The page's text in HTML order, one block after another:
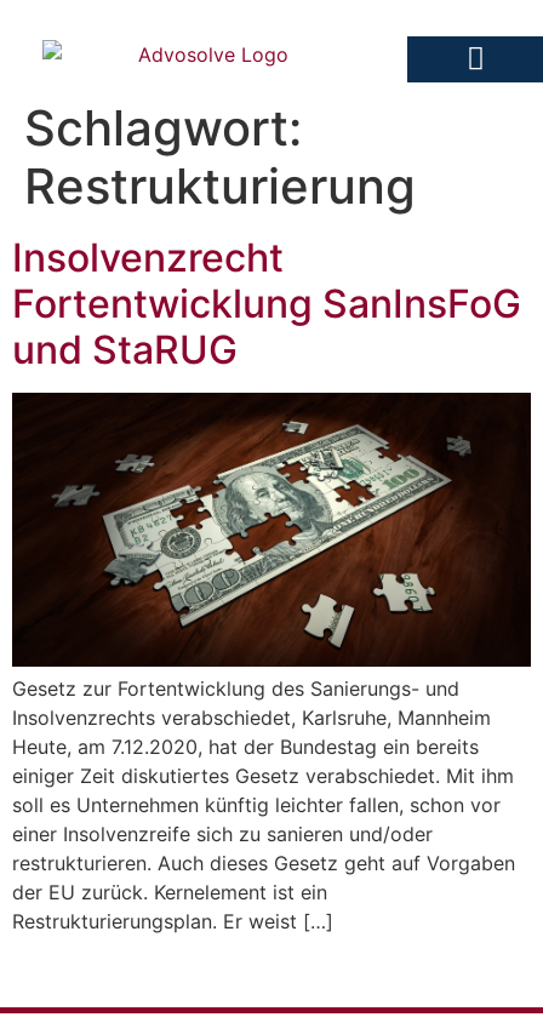
Schlagwort:
Restrukturierung
Insolvenzrecht
Fortentwicklung SanInsFoG
und StaRUG
Gesetz zur Fortentwicklung des Sanierungs- und
Insolvenzrechts verabschiedet, Karlsruhe, Mannheim
Heute, am 7.12.2020, hat der Bundestag ein bereits
einiger Zeit diskutiertes Gesetz verabschiedet. Mit ihm
soll es Unternehmen künftig leichter fallen, schon vor
einer Insolvenzreife sich zu sanieren und/oder
restrukturieren. Auch dieses Gesetz geht auf Vorgaben
der EU zurück. Kernelement ist ein
Restrukturierungsplan. Er weist […]